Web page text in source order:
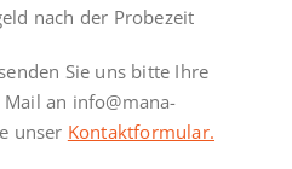
nach der Probezeit
Sie uns bitte Ihre
an info@mana-
unser Kontaktformular.